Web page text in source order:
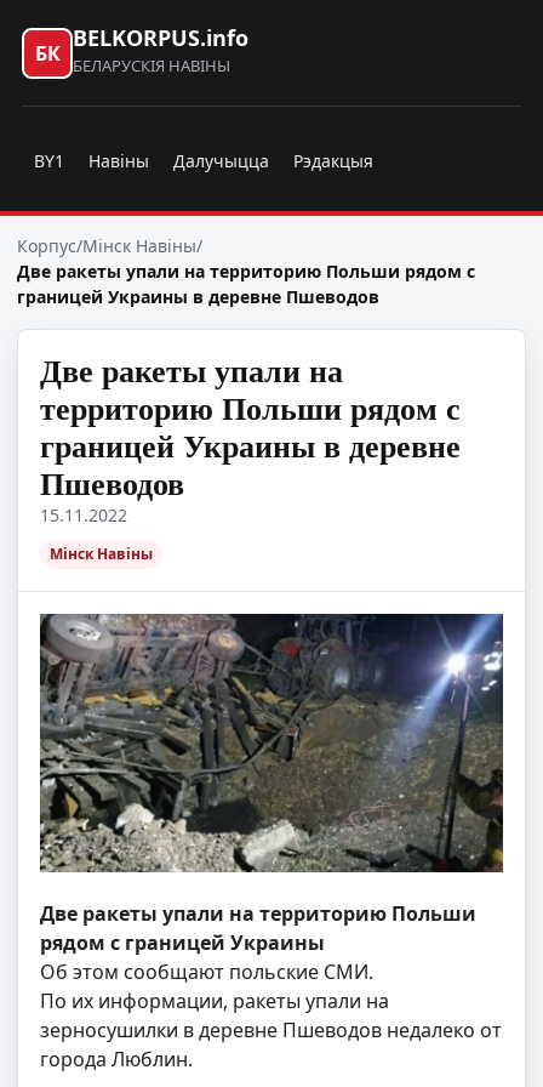
БК
BELKORPUS.info
БЕЛАРУСКІЯ НАВІНЫ
BY1 Навіны Далучыцца Рэдакцыя
Корпус/Мінск Навіны/
Две ракеты упали на территорию Польши рядом с
границей Украины в деревне Пшеводов
Две ракеты упали на
территорию Польши рядом с
границей Украины в деревне
Пшеводов
15.11.2022
Мінск Навіны
Две ракеты упали на территорию Польши
рядом с границей Украины
Об этом сообщают польские СМИ.
По их информации, ракеты упали на
зерносушилки в деревне Пшеводов недалеко от
города Люблин.